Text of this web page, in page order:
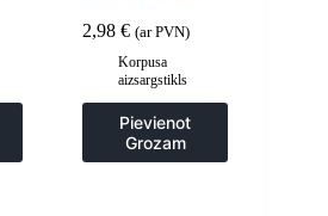
pulkstenim – 2 gab.
2,98€ (ar PVN)
Korpusa
aizsargstikls
Pievienot
Grozam